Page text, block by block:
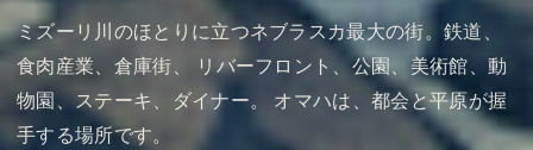
ミズーリ川のほとりに立つネブラスカ最大の街。鉄道、
食肉産業、倉庫街、 リバーフロント、公園、美術館、動
物園、ステーキ、ダイナー。 オマハは、都会と平原が握
手する場所です。